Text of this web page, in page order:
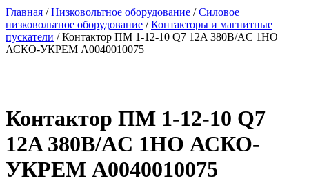
Главная /Низковольтное оборудование /Силовое
низковольтное оборудование /Контакторы и магнитные
пускатели / Контактор ПМ 1-12-10 Q7 12A 380B/AC 1НО
АСКО-УКРЕМ A0040010075
Контактор ПМ 1-12-10 Q7
12A 380B/AC 1НО АСКО-
УКРЕМ A0040010075